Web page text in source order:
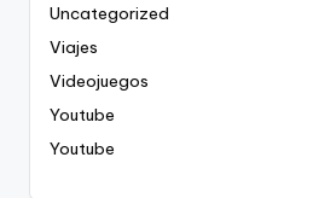
Uncategorized
Viajes
Videojuegos
Youtube
Youtube